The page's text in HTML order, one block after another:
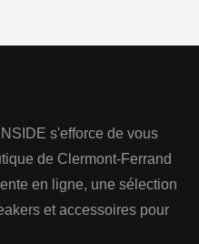
s'efforce de vous
de Clermont-Ferrand
en ligne, une sélection
et accessoires pour